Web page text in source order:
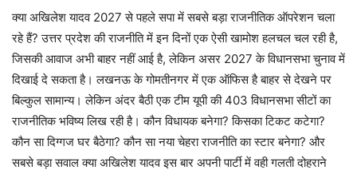
क्या अखिलेश यादव 2027 से पहले सपा में सबसे बड़ा राजनीतिक ऑपरेशन चला
रहे हैं? उत्तर प्रदेश की राजनीति में इन दिनों एक ऐसी खामोश हलचल चल रही है,
जिसकी आवाज अभी बाहर नहीं आई है, लेकिन असर 2027 के विधानसभा चुनाव में
दिखाई दे सकता है। लखनऊ के गोमतीनगर में एक ऑफिस है बाहर से देखने पर
बिल्कुल सामान्य। लेकिन अंदर बैठी एक टीम यूपी की 403 विधानसभा सीटों का
राजनीतिक भविष्य लिख रही है। कौन विधायक बनेगा? किसका टिकट कटेगा?
कौन सा दिग्गज घर बैठेगा? कौन सा नया चेहरा राजनीति का स्टार बनेगा? और
सबसे बड़ा सवाल क्या अखिलेश यादव इस बार अपनी पार्टी में वही गलती दोहराने